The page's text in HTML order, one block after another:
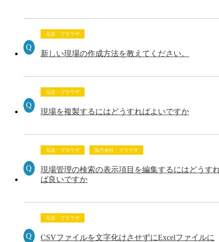
元請・ブラウザ
新しい現場の作成方法を教えてください。
元請・ブラウザ
現場を複製するにはどうすればよいですか
元請・ブラウザ 協力会社・ブラウザ
現場管理の検索の表示項目を編集するにはどうす
ば良いですか
元請・ブラウザ
CSVファイルを文字化けさせずにExcelファイルに